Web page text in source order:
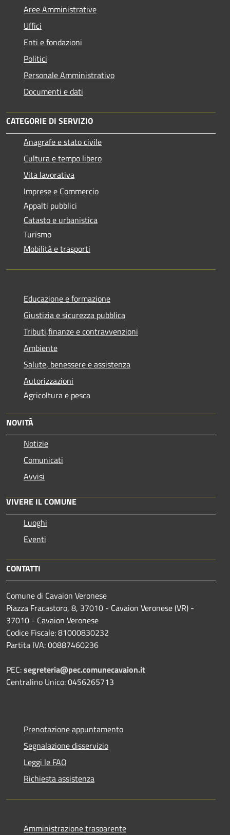
Aree Amministrative
Uffici
Enti e fondazioni
Politici
Personale Amministrativo
Documenti e dati
CATEGORIE DI SERVIZIO
Anagrafe e stato civile
Cultura e tempo libero
Vita lavorativa
Imprese e Commercio
Appalti pubblici
Catasto e urbanistica
Turismo
Mobilità e trasporti
Educazione e formazione
Giustizia e sicurezza pubblica
Tributi,finanze e contravvenzioni
Ambiente
Salute, benessere e assistenza
Autorizzazioni
Agricoltura e pesca
NOVITÀ
Notizie
Comunicati
Avvisi
VIVERE IL COMUNE
Luoghi
Eventi
CONTATTI
Comune di Cavaion Veronese
Piazza Fracastoro, 8, 37010 - Cavaion Veronese (VR) -
37010 - Cavaion Veronese
Codice Fiscale: 81000830232
Partita IVA: 00887460236
PEC:segreteria@pec.comunecavaion.it
Centralino Unico: 0456265713
Prenotazione appuntamento
Segnalazione disservizio
Leggi le FAQ
Richiesta assistenza
Amministrazione trasparente